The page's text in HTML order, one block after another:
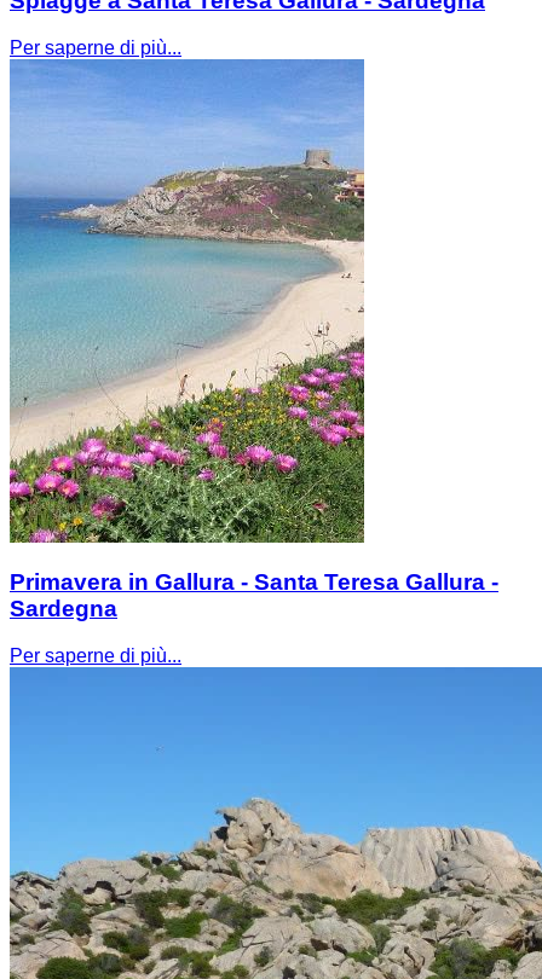
Per saperne di più...
Primavera in Gallura - Santa Teresa Gallura -
Sardegna
Per saperne di più...